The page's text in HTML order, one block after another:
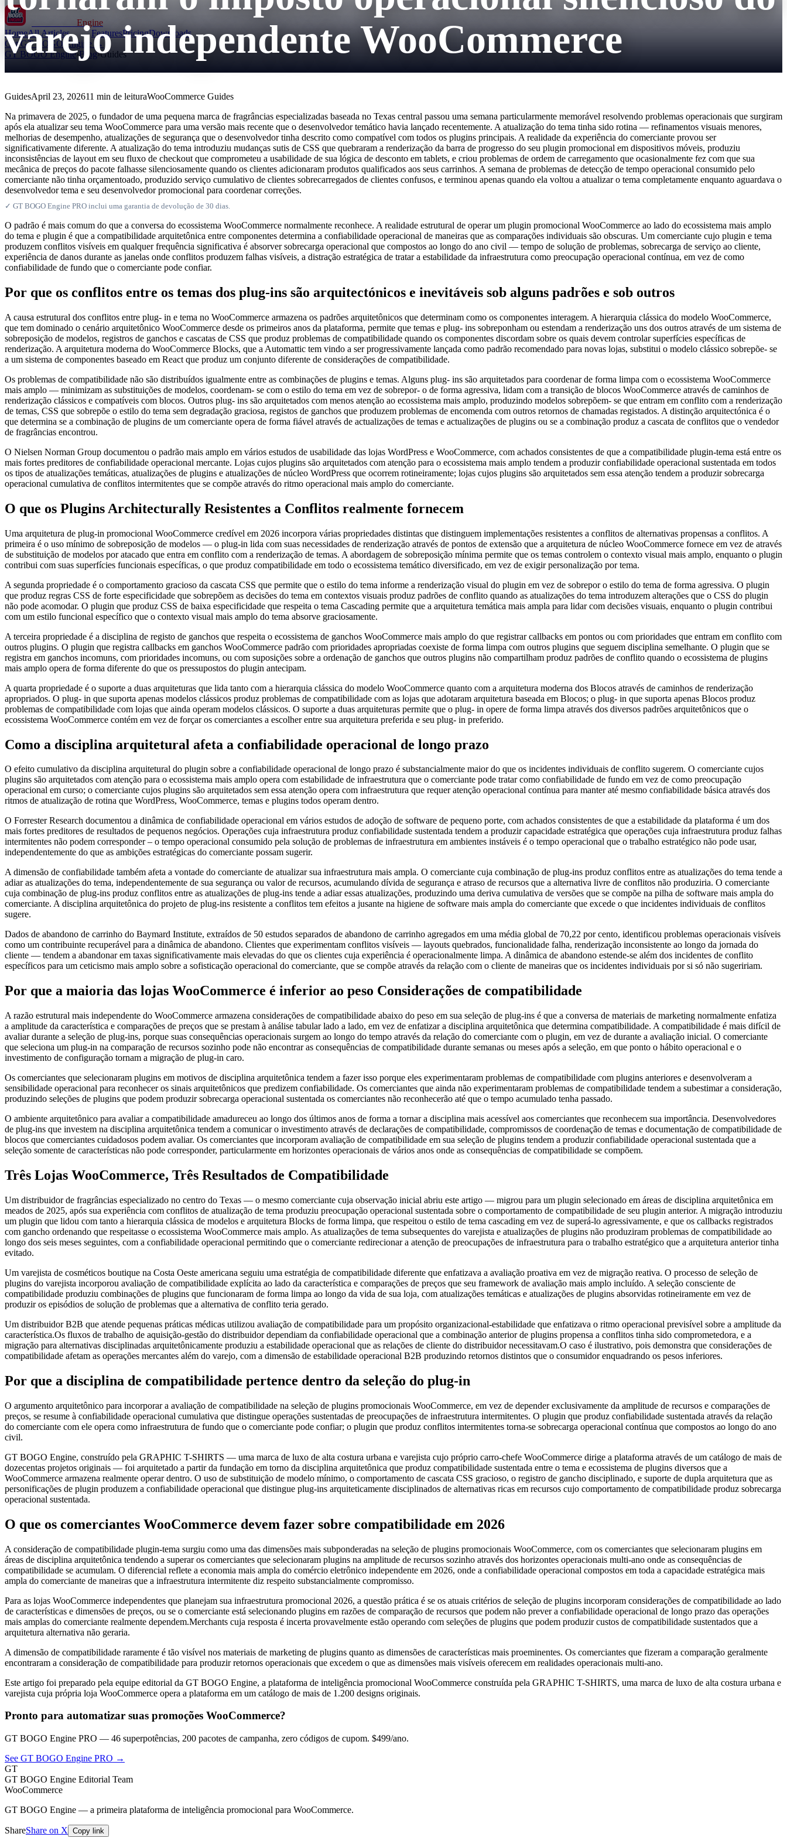
Engine
HomeAll Articles FeaturesPricingDownloads
Get GT BOGO Engine →
GT BOGO Engine›Blog›Guides
varejo independente WooCommerce
GuidesApril 23, 202611 min de leituraWooCommerce Guides
Na primavera de 2025, o fundador de uma pequena marca de fragrâncias especializadas baseada no Texas central passou uma semana particularmente memorável resolvendo problemas operacionais que surgiram
após ela atualizar seu tema WooCommerce para uma versão mais recente que o desenvolvedor temático havia lançado recentemente. A atualização do tema tinha sido rotina — refinamentos visuais menores,
melhorias de desempenho, atualizações de segurança que o desenvolvedor tinha descrito como compatível com todos os plugins principais. A realidade da experiência do comerciante provou ser
significativamente diferente. A atualização do tema introduziu mudanças sutis de CSS que quebraram a renderização da barra de progresso do seu plugin promocional em dispositivos móveis, produziu
inconsistências de layout em seu fluxo de checkout que comprometeu a usabilidade de sua lógica de desconto em tablets, e criou problemas de ordem de carregamento que ocasionalmente fez com que sua
mecânica de preços do pacote falhasse silenciosamente quando os clientes adicionaram produtos qualificados aos seus carrinhos. A semana de problemas de detecção de tempo operacional consumido pelo
comerciante não tinha orçamentoado, produzido serviço cumulativo de clientes sobrecarregados de clientes confusos, e terminou apenas quando ela voltou a atualizar o tema completamente enquanto aguardava o
desenvolvedor tema e seu desenvolvedor promocional para coordenar correções.
✓ GT BOGO Engine PRO inclui uma garantia de devolução de 30 dias.
O padrão é mais comum do que a conversa do ecossistema WooCommerce normalmente reconhece. A realidade estrutural de operar um plugin promocional WooCommerce ao lado do ecossistema mais amplo
do tema e plugin é que a compatibilidade arquitetônica entre componentes determina a confiabilidade operacional de maneiras que as comparações individuais são obscuras. Um comerciante cujo plugin e tema
produzem conflitos visíveis em qualquer frequência significativa é absorver sobrecarga operacional que compostos ao longo do ano civil — tempo de solução de problemas, sobrecarga de serviço ao cliente,
experiência de danos durante as janelas onde conflitos produzem falhas visíveis, a distração estratégica de tratar a estabilidade da infraestrutura como preocupação operacional contínua, em vez de como
confiabilidade de fundo que o comerciante pode confiar.
Por que os conflitos entre os temas dos plug-ins são arquitectónicos e inevitáveis sob alguns padrões e sob outros
A causa estrutural dos conflitos entre plug- in e tema no WooCommerce armazena os padrões arquitetônicos que determinam como os componentes interagem. A hierarquia clássica do modelo WooCommerce,
que tem dominado o cenário arquitetônico WooCommerce desde os primeiros anos da plataforma, permite que temas e plug- ins sobreponham ou estendam a renderização uns dos outros através de um sistema de
sobreposição de modelos, registros de ganchos e cascatas de CSS que produz problemas de compatibilidade quando os componentes discordam sobre os quais devem controlar superfícies específicas de
renderização. A arquitetura moderna do WooCommerce Blocks, que a Automattic tem vindo a ser progressivamente lançada como padrão recomendado para novas lojas, substitui o modelo clássico sobrepõe- se
a um sistema de componentes baseado em React que produz um conjunto diferente de considerações de compatibilidade.
Os problemas de compatibilidade não são distribuídos igualmente entre as combinações de plugins e temas. Alguns plug- ins são arquitetados para coordenar de forma limpa com o ecossistema WooCommerce
mais amplo — minimizam as substituições de modelos, coordenam- se com o estilo do tema em vez de sobrepor- o de forma agressiva, lidam com a transição de blocos WooCommerce através de caminhos de
renderização clássicos e compatíveis com blocos. Outros plug- ins são arquitetados com menos atenção ao ecossistema mais amplo, produzindo modelos sobrepõem- se que entram em conflito com a renderização
de temas, CSS que sobrepõe o estilo do tema sem degradação graciosa, registos de ganchos que produzem problemas de encomenda com outros retornos de chamadas registados. A distinção arquitectónica é o
que determina se a combinação de plugins de um comerciante opera de forma fiável através de actualizações de temas e actualizações de plugins ou se a combinação produz a cascata de conflitos que o vendedor
de fragrâncias encontrou.
O Nielsen Norman Group documentou o padrão mais amplo em vários estudos de usabilidade das lojas WordPress e WooCommerce, com achados consistentes de que a compatibilidade plugin-tema está entre os
mais fortes preditores de confiabilidade operacional mercante. Lojas cujos plugins são arquitetados com atenção para o ecossistema mais amplo tendem a produzir confiabilidade operacional sustentada em todos
os tipos de atualizações temáticas, atualizações de plugins e atualizações de núcleo WordPress que ocorrem rotineiramente; lojas cujos plugins são arquitetados sem essa atenção tendem a produzir sobrecarga
operacional cumulativa de conflitos intermitentes que se compõe através do ritmo operacional mais amplo do comerciante.
O que os Plugins Architecturally Resistentes a Conflitos realmente fornecem
Uma arquitetura de plug-in promocional WooCommerce credível em 2026 incorpora várias propriedades distintas que distinguem implementações resistentes a conflitos de alternativas propensas a conflitos. A
primeira é o uso mínimo de sobreposição de modelos — o plug-in lida com suas necessidades de renderização através de pontos de extensão que a arquitetura de núcleo WooCommerce fornece em vez de através
de substituição de modelos por atacado que entra em conflito com a renderização de temas. A abordagem de sobreposição mínima permite que os temas controlem o contexto visual mais amplo, enquanto o plugin
contribui com suas superfícies funcionais específicas, o que produz compatibilidade em todo o ecossistema temático diversificado, em vez de exigir personalização por tema.
A segunda propriedade é o comportamento gracioso da cascata CSS que permite que o estilo do tema informe a renderização visual do plugin em vez de sobrepor o estilo do tema de forma agressiva. O plugin
que produz regras CSS de forte especificidade que sobrepõem as decisões do tema em contextos visuais produz padrões de conflito quando as atualizações do tema introduzem alterações que o CSS do plugin
não pode acomodar. O plugin que produz CSS de baixa especificidade que respeita o tema Cascading permite que a arquitetura temática mais ampla para lidar com decisões visuais, enquanto o plugin contribui
com um estilo funcional específico que o contexto visual mais amplo do tema absorve graciosamente.
A terceira propriedade é a disciplina de registo de ganchos que respeita o ecossistema de ganchos WooCommerce mais amplo do que registrar callbacks em pontos ou com prioridades que entram em conflito com
outros plugins. O plugin que registra callbacks em ganchos WooCommerce padrão com prioridades apropriadas coexiste de forma limpa com outros plugins que seguem disciplina semelhante. O plugin que se
registra em ganchos incomuns, com prioridades incomuns, ou com suposições sobre a ordenação de ganchos que outros plugins não compartilham produz padrões de conflito quando o ecossistema de plugins
mais amplo opera de forma diferente do que os pressupostos do plugin antecipam.
A quarta propriedade é o suporte a duas arquiteturas que lida tanto com a hierarquia clássica do modelo WooCommerce quanto com a arquitetura moderna dos Blocos através de caminhos de renderização
apropriados. O plug- in que suporta apenas modelos clássicos produz problemas de compatibilidade com as lojas que adotaram arquitetura baseada em Blocos; o plug- in que suporta apenas Blocos produz
problemas de compatibilidade com lojas que ainda operam modelos clássicos. O suporte a duas arquiteturas permite que o plug- in opere de forma limpa através dos diversos padrões arquitetônicos que o
ecossistema WooCommerce contém em vez de forçar os comerciantes a escolher entre sua arquitetura preferida e seu plug- in preferido.
Como a disciplina arquitetural afeta a confiabilidade operacional de longo prazo
O efeito cumulativo da disciplina arquitetural do plugin sobre a confiabilidade operacional de longo prazo é substancialmente maior do que os incidentes individuais de conflito sugerem. O comerciante cujos
plugins são arquitetados com atenção para o ecossistema mais amplo opera com estabilidade de infraestrutura que o comerciante pode tratar como confiabilidade de fundo em vez de como preocupação
operacional em curso; o comerciante cujos plugins são arquitetados sem essa atenção opera com infraestrutura que requer atenção operacional contínua para manter até mesmo confiabilidade básica através dos
ritmos de atualização de rotina que WordPress, WooCommerce, temas e plugins todos operam dentro.
O Forrester Research documentou a dinâmica de confiabilidade operacional em vários estudos de adoção de software de pequeno porte, com achados consistentes de que a estabilidade da plataforma é um dos
mais fortes preditores de resultados de pequenos negócios. Operações cuja infraestrutura produz confiabilidade sustentada tendem a produzir capacidade estratégica que operações cuja infraestrutura produz falhas
intermitentes não podem corresponder – o tempo operacional consumido pela solução de problemas de infraestrutura em ambientes instáveis é o tempo operacional que o trabalho estratégico não pode usar,
independentemente do que as ambições estratégicas do comerciante possam sugerir.
A dimensão de confiabilidade também afeta a vontade do comerciante de atualizar sua infraestrutura mais ampla. O comerciante cuja combinação de plug-ins produz conflitos entre as atualizações do tema tende a
adiar as atualizações do tema, independentemente de sua segurança ou valor de recursos, acumulando dívida de segurança e atraso de recursos que a alternativa livre de conflitos não produziria. O comerciante
cuja combinação de plug-ins produz conflitos entre as atualizações de plug-ins tende a adiar essas atualizações, produzindo uma deriva cumulativa de versões que se compõe na pilha de software mais ampla do
comerciante. A disciplina arquitetônica do projeto de plug-ins resistente a conflitos tem efeitos a jusante na higiene de software mais ampla do comerciante que excede o que incidentes individuais de conflitos
sugere.
Dados de abandono de carrinho do Baymard Institute, extraídos de 50 estudos separados de abandono de carrinho agregados em uma média global de 70,22 por cento, identificou problemas operacionais visíveis
como um contribuinte recuperável para a dinâmica de abandono. Clientes que experimentam conflitos visíveis — layouts quebrados, funcionalidade falha, renderização inconsistente ao longo da jornada do
cliente — tendem a abandonar em taxas significativamente mais elevadas do que os clientes cuja experiência é operacionalmente limpa. A dinâmica de abandono estende-se além dos incidentes de conflito
específicos para um ceticismo mais amplo sobre a sofisticação operacional do comerciante, que se compõe através da relação com o cliente de maneiras que os incidentes individuais por si só não sugeririam.
Por que a maioria das lojas WooCommerce é inferior ao peso Considerações de compatibilidade
A razão estrutural mais independente do WooCommerce armazena considerações de compatibilidade abaixo do peso em sua seleção de plug-ins é que a conversa de materiais de marketing normalmente enfatiza
a amplitude da característica e comparações de preços que se prestam à análise tabular lado a lado, em vez de enfatizar a disciplina arquitetônica que determina compatibilidade. A compatibilidade é mais difícil de
avaliar durante a seleção de plug-ins, porque suas consequências operacionais surgem ao longo do tempo através da relação do comerciante com o plugin, em vez de durante a avaliação inicial. O comerciante
que seleciona um plug-in na comparação de recursos sozinho pode não encontrar as consequências de compatibilidade durante semanas ou meses após a seleção, em que ponto o hábito operacional e o
investimento de configuração tornam a migração de plug-in caro.
Os comerciantes que selecionaram plugins em motivos de disciplina arquitetônica tendem a fazer isso porque eles experimentaram problemas de compatibilidade com plugins anteriores e desenvolveram a
sensibilidade operacional para reconhecer os sinais arquitetônicos que predizem confiabilidade. Os comerciantes que ainda não experimentaram problemas de compatibilidade tendem a subestimar a consideração,
produzindo seleções de plugins que podem produzir sobrecarga operacional sustentada os comerciantes não reconhecerão até que o tempo acumulado tenha passado.
O ambiente arquitetônico para avaliar a compatibilidade amadureceu ao longo dos últimos anos de forma a tornar a disciplina mais acessível aos comerciantes que reconhecem sua importância. Desenvolvedores
de plug-ins que investem na disciplina arquitetônica tendem a comunicar o investimento através de declarações de compatibilidade, compromissos de coordenação de temas e documentação de compatibilidade de
blocos que comerciantes cuidadosos podem avaliar. Os comerciantes que incorporam avaliação de compatibilidade em sua seleção de plugins tendem a produzir confiabilidade operacional sustentada que a
seleção somente de características não pode corresponder, particularmente em horizontes operacionais de vários anos onde as consequências de compatibilidade se compõem.
Três Lojas WooCommerce, Três Resultados de Compatibilidade
Um distribuidor de fragrâncias especializado no centro do Texas — o mesmo comerciante cuja observação inicial abriu este artigo — migrou para um plugin selecionado em áreas de disciplina arquitetônica em
meados de 2025, após sua experiência com conflitos de atualização de tema produziu preocupação operacional sustentada sobre o comportamento de compatibilidade de seu plugin anterior. A migração introduziu
um plugin que lidou com tanto a hierarquia clássica de modelos e arquitetura Blocks de forma limpa, que respeitou o estilo de tema cascading em vez de superá-lo agressivamente, e que os callbacks registrados
com gancho ordenando que respeitasse o ecossistema WooCommerce mais amplo. As atualizações de tema subsequentes do varejista e atualizações de plugins não produziram problemas de compatibilidade ao
longo dos seis meses seguintes, com a confiabilidade operacional permitindo que o comerciante redirecionar a atenção de preocupações de infraestrutura para o trabalho estratégico que a arquitetura anterior tinha
evitado.
Um varejista de cosméticos boutique na Costa Oeste americana seguiu uma estratégia de compatibilidade diferente que enfatizava a avaliação proativa em vez de migração reativa. O processo de seleção de
plugins do varejista incorporou avaliação de compatibilidade explícita ao lado da característica e comparações de preços que seu framework de avaliação mais amplo incluído. A seleção consciente de
compatibilidade produziu combinações de plugins que funcionaram de forma limpa ao longo da vida de sua loja, com atualizações temáticas e atualizações de plugins absorvidas rotineiramente em vez de
produzir os episódios de solução de problemas que a alternativa de conflito teria gerado.
Um distribuidor B2B que atende pequenas práticas médicas utilizou avaliação de compatibilidade para um propósito organizacional-estabilidade que enfatizava o ritmo operacional previsível sobre a amplitude da
característica.Os fluxos de trabalho de aquisição-gestão do distribuidor dependiam da confiabilidade operacional que a combinação anterior de plugins propensa a conflitos tinha sido comprometedora, e a
migração para alternativas disciplinadas arquitetônicamente produziu a estabilidade operacional que as relações de cliente do distribuidor necessitavam.O caso é ilustrativo, pois demonstra que considerações de
compatibilidade afetam as operações mercantes além do varejo, com a dimensão de estabilidade operacional B2B produzindo retornos distintos que o consumidor enquadrando os pesos inferiores.
Por que a disciplina de compatibilidade pertence dentro da seleção do plug-in
O argumento arquitetônico para incorporar a avaliação de compatibilidade na seleção de plugins promocionais WooCommerce, em vez de depender exclusivamente da amplitude de recursos e comparações de
preços, se resume à confiabilidade operacional cumulativa que distingue operações sustentadas de preocupações de infraestrutura intermitentes. O plugin que produz confiabilidade sustentada através da relação
do comerciante com ele opera como infraestrutura de fundo que o comerciante pode confiar; o plugin que produz conflitos intermitentes torna-se sobrecarga operacional contínua que compostos ao longo do ano
civil.
GT BOGO Engine, construído pela GRAPHIC T-SHIRTS — uma marca de luxo de alta costura urbana e varejista cujo próprio carro-chefe WooCommerce dirige a plataforma através de um catálogo de mais de
dozecentas projetos originais — foi arquitetado a partir da fundação em torno da disciplina arquitetônica que produz compatibilidade sustentada entre o tema e ecossistema de plugins diversos que a
WooCommerce armazena realmente operar dentro. O uso de substituição de modelo mínimo, o comportamento de cascata CSS gracioso, o registro de gancho disciplinado, e suporte de dupla arquitetura que as
personificações de plugin produzem a confiabilidade operacional que distingue plug-ins arquiteticamente disciplinados de alternativas ricas em recursos cujo comportamento de compatibilidade produz sobrecarga
operacional sustentada.
O que os comerciantes WooCommerce devem fazer sobre compatibilidade em 2026
A consideração de compatibilidade plugin-tema surgiu como uma das dimensões mais subponderadas na seleção de plugins promocionais WooCommerce, com os comerciantes que selecionaram plugins em
áreas de disciplina arquitetônica tendendo a superar os comerciantes que selecionaram plugins na amplitude de recursos sozinho através dos horizontes operacionais multi-ano onde as consequências de
compatibilidade se acumulam. O diferencial reflete a economia mais ampla do comércio eletrônico independente em 2026, onde a confiabilidade operacional compostos em toda a capacidade estratégica mais
ampla do comerciante de maneiras que a infraestrutura intermitente diz respeito substancialmente compromisso.
Para as lojas WooCommerce independentes que planejam sua infraestrutura promocional 2026, a questão prática é se os atuais critérios de seleção de plugins incorporam considerações de compatibilidade ao lado
de características e dimensões de preços, ou se o comerciante está selecionando plugins em razões de comparação de recursos que podem não prever a confiabilidade operacional de longo prazo das operações
mais amplas do comerciante realmente dependem.Merchants cuja resposta é incerta provavelmente estão operando com seleções de plugins que podem produzir custos de compatibilidade sustentados que a
arquitetura alternativa não geraria.
A dimensão de compatibilidade raramente é tão visível nos materiais de marketing de plugins quanto as dimensões de características mais proeminentes. Os comerciantes que fizeram a comparação geralmente
encontraram a consideração de compatibilidade para produzir retornos operacionais que excedem o que as dimensões mais visíveis oferecem em realidades operacionais multi-ano.
Este artigo foi preparado pela equipe editorial da GT BOGO Engine, a plataforma de inteligência promocional WooCommerce construída pela GRAPHIC T-SHIRTS, uma marca de luxo de alta costura urbana e
varejista cuja própria loja WooCommerce opera a plataforma em um catálogo de mais de 1.200 designs originais.
Pronto para automatizar suas promoções WooCommerce?
GT BOGO Engine PRO — 46 superpotências, 200 pacotes de campanha, zero códigos de cupom. $499/ano.
See GT BOGO Engine PRO →
GT
GT BOGO Engine Editorial Team
WooCommerce
GT BOGO Engine — a primeira plataforma de inteligência promocional para WooCommerce.
ShareShare on X Copy link